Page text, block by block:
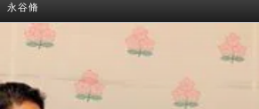
永谷脩